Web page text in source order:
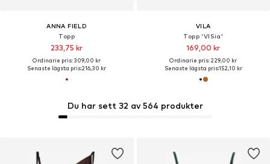
ANNA FIELD
Topp
233,75 kr
Ordinarie pris: 309,00 kr
Senaste lägsta pris:216,30 kr
VILA
Topp 'VISia'
169,00 kr
Ordinarie pris: 229,00 kr
Senaste lägsta pris:152,10 kr
Du har sett 32 av 564 produkter